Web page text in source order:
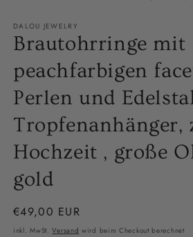
DALOU JEWELRY
Brautohrringe mit
peachfarbigen
Perlen und
Tropfenanhänger,
Hochzeit , große
gold
Normaler
Preis
€49,00 EUR
inkl. MwSt.Versand wird beim Checkout berechnet